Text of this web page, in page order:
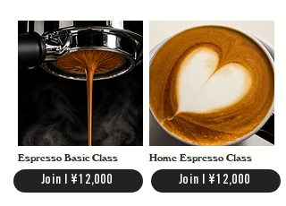
Espresso Basic Class Home Espresso Class
Join | ¥12,000 Join | ¥12,000